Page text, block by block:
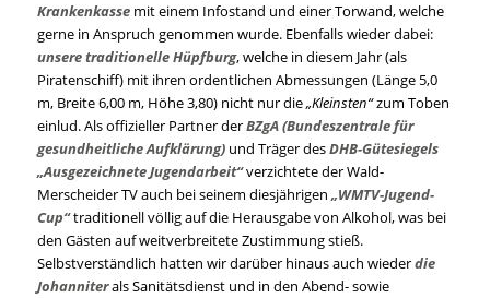
Krankenkassemit einem Infostand und einer Torwand, welche
gerne in Anspruch genommen wurde. Ebenfalls wieder dabei:
unsere traditionelle Hüpfburg, welche in diesem Jahr (als
Piratenschiff) mit ihren ordentlichen Abmessungen (Länge 5,0
m, Breite 6,00 m, Höhe 3,80) nicht nur die„Kleinsten“zum Toben
einlud. Als offizieller Partner derBZgA (Bundeszentrale für
gesundheitliche Aufklärung)und Träger desDHB-Gütesiegels
„Ausgezeichnete Jugendarbeit“verzichtete der Wald-
Merscheider TV auch bei seinem diesjährigen „WMTV-Jugend-
Cup“traditionell völlig auf die Herausgabe von Alkohol, was bei
den Gästen auf weitverbreitete Zustimmung stieß.
Selbstverständlich hatten wir darüber hinaus auch wiederdie
Johanniterals Sanitätsdienst und in den Abend- sowie